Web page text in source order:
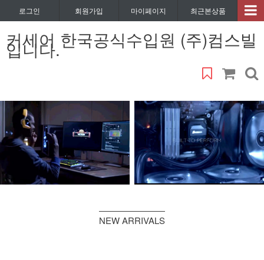
로그인 회원가입 마이페이지 최근본상품
커세어 한국공식수입원 (주)컴스빌
입니다.
NEW ARRIVALS